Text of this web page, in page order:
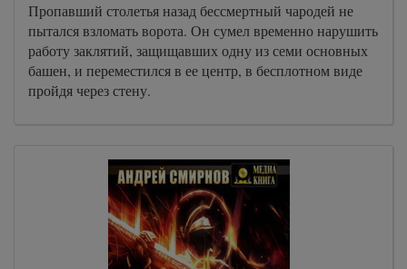
Пропавший столетья назад бессмертный чародей не
пытался взломать ворота. Он сумел временно нарушить
работу заклятий, защищавших одну из семи основных
башен, и переместился в ее центр, в бесплотном виде
пройдя через стену.